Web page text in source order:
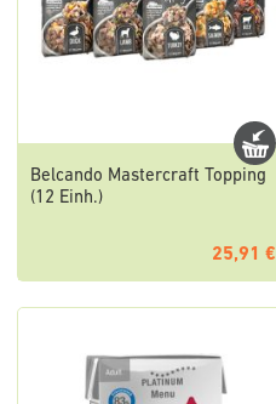
Belcando Mastercraft Topping
(12 Einh.)
25,91 €